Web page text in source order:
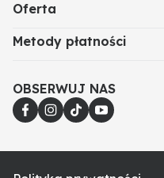
Oferta
Metody płatności
OBSERWUJ NAS